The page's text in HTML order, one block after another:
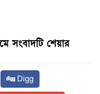
সংবাদটি শেয়ার
Digg